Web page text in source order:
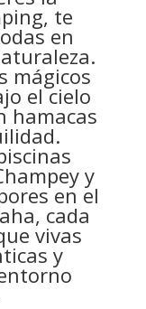
te
en
mágicos
el cielo
hamacas
y
en el
cada
vivas
y